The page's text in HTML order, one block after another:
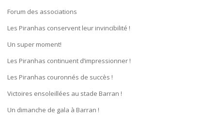
Forum des associations
Les Piranhas conservent leur invincibilité !
Un super moment!
Les Piranhas continuent d’impressionner !
Les Piranhas couronnés de succès !
Victoires ensoleillées au stade Barran !
Un dimanche de gala à Barran !